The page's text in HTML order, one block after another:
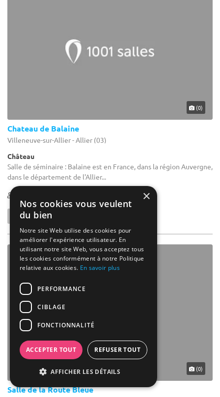
(0)
Chateau de Balaine
Villeneuve-sur-Allier - Allier (03)
Château
Salle de séminaire : Balaine est en France, dans la région Auvergne,
dans le département de l'Allier...
(0)
Salle de la Route Bleue
×
Nos cookies vous veulent
du bien
Notre site Web utilise des cookies pour
améliorer l'expérience utilisateur. En
utilisant notre site Web, vous acceptez tous
les cookies conformément à notre Politique
relative aux cookies. En savoir plus
PERFORMANCE
CIBLAGE
FONCTIONNALITÉ
ACCEPTER TOUT REFUSER TOUT
AFFICHER LES DÉTAILS